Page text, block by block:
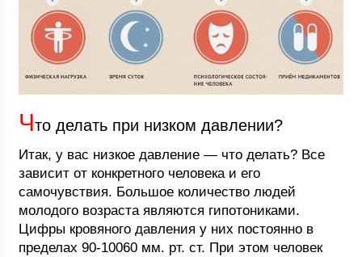
Что делать при низком давлении?
Итак, у вас низкое давление — что делать? Все
зависит от конкретного человека и его
самочувствия. Большое количество людей
молодого возраста являются гипотониками.
Цифры кровяного давления у них постоянно в
пределах 90-10060 мм. рт. ст. При этом человек